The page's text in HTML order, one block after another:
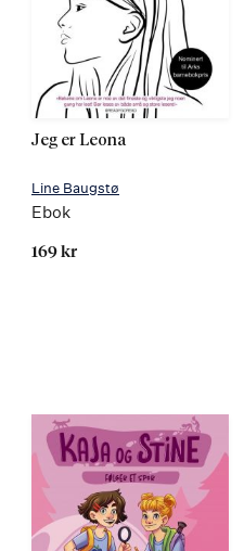
Jeg er Leona
Line Baugstø
Ebok
169 kr